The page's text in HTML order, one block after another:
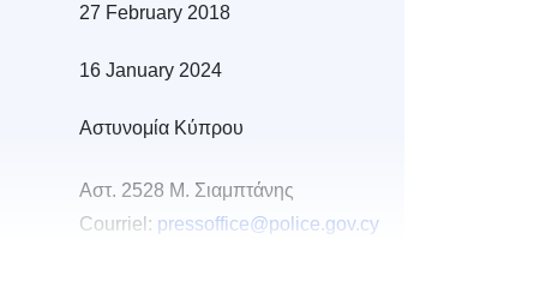
27 February 2018
16 January 2024
Αστυνομία Κύπρου
Αστ. 2528 Μ. Σιαμπτάνης
Courriel: pressoffice@police.gov.cy
du